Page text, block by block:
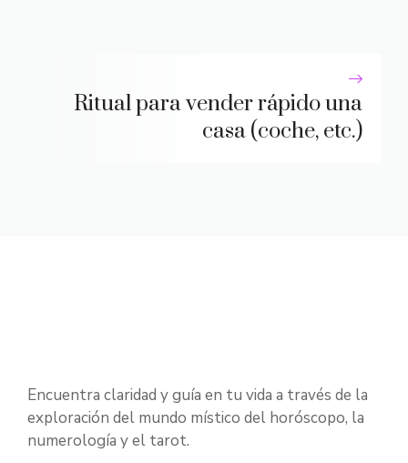
Ritual para vender rápido una
casa (coche, etc.)
Encuentra claridad y guía en tu vida a través de la
exploración del mundo místico del horóscopo, la
numerología y el tarot.